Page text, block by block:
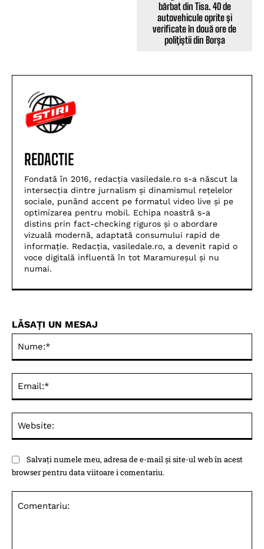
bărbat din Tisa. 40 de
autovehicule oprite și
verificate în două ore de
polițiștii din Borșa
REDACTIE
Fondată în 2016, redacția vasiledale.ro s-a născut la
intersecția dintre jurnalism și dinamismul rețelelor
sociale, punând accent pe formatul video live și pe
optimizarea pentru mobil. Echipa noastră s-a
distins prin fact-checking riguros și o abordare
vizuală modernă, adaptată consumului rapid de
informație. Redacția, vasiledale.ro, a devenit rapid o
voce digitală influentă în tot Maramureșul și nu
numai.
LĂSAȚI UN MESAJ
Salvați numele meu, adresa de e-mail și site-ul web în acest
browser pentru data viitoare i comentariu.